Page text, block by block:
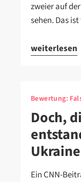
zweier auf
sehen. Das
weiterlesen
Bewertung:
Doch,
Ukraine
Ein CNN-